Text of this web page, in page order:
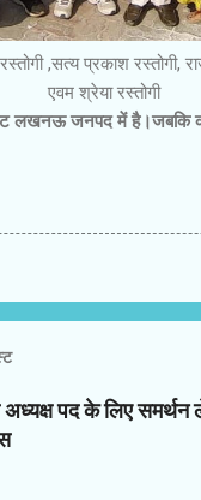
,सत्य प्रकाश रस्तोगी,
एवम श्रेया रस्तोगी
लखनऊ जनपद में है।जबकि
अध्यक्ष पद के लिए